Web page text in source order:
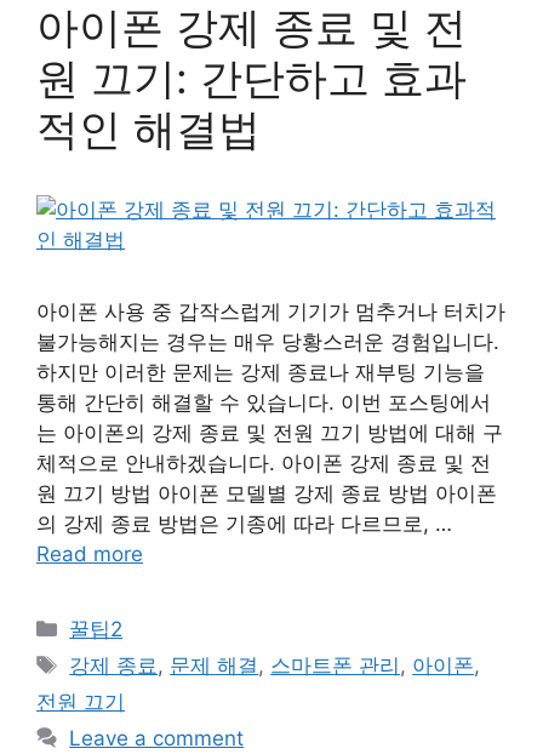
아이폰 강제 종료 및 전
원 끄기: 간단하고 효과
적인 해결법
아이폰 사용 중 갑작스럽게 기기가 멈추거나 터치가
불가능해지는 경우는 매우 당황스러운 경험입니다.
하지만 이러한 문제는 강제 종료나 재부팅 기능을
통해 간단히 해결할 수 있습니다. 이번 포스팅에서
는 아이폰의 강제 종료 및 전원 끄기 방법에 대해 구
체적으로 안내하겠습니다. 아이폰 강제 종료 및 전
원 끄기 방법 아이폰 모델별 강제 종료 방법 아이폰
의 강제 종료 방법은 기종에 따라 다르므로, …
Read more
Categories
꿀팁2
Tags
강제 종료, 문제 해결 , 스마트폰 관리 , 아이폰,
전원 끄기
Leave a comment